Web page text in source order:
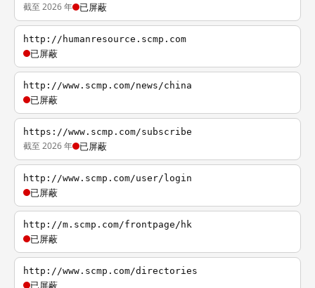
截至 2026 年 已屏蔽
http://humanresource.scmp.com
已屏蔽
http://www.scmp.com/news/china
已屏蔽
https://www.scmp.com/subscribe
截至 2026 年 已屏蔽
http://www.scmp.com/user/login
已屏蔽
http://m.scmp.com/frontpage/hk
已屏蔽
http://www.scmp.com/directories
已屏蔽